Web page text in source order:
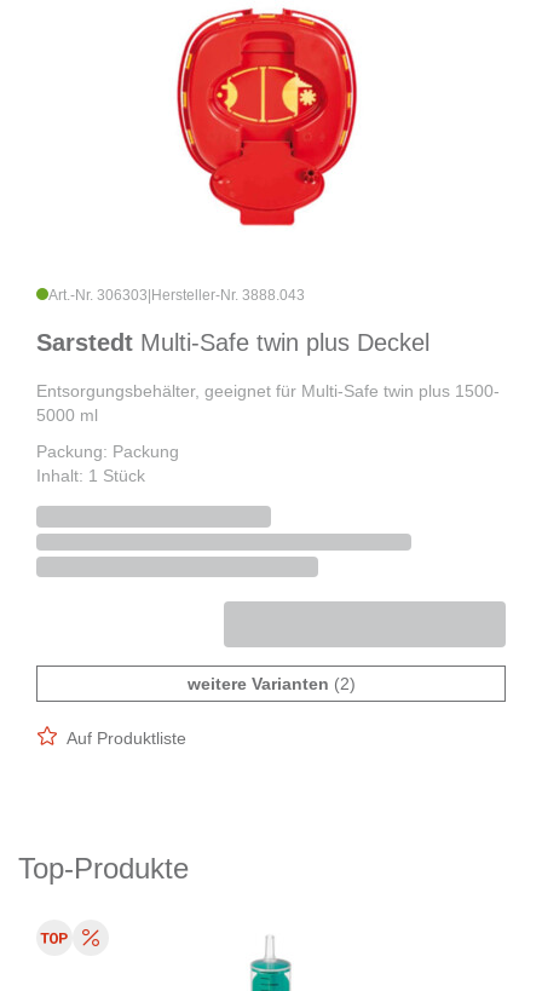
Art.-Nr. 306303 Hersteller-Nr. 3888.043
Sarstedt Multi-Safe twin plus Deckel
Entsorgungsbehälter, geeignet für Multi-Safe twin plus 1500-
5000 ml
Packung: Packung
Inhalt: 1 Stück
weitere Varianten (2)
Auf Produktliste
Top-Produkte